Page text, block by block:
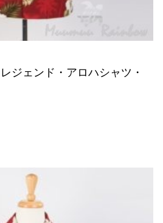
ジェンド・アロハシャツ・